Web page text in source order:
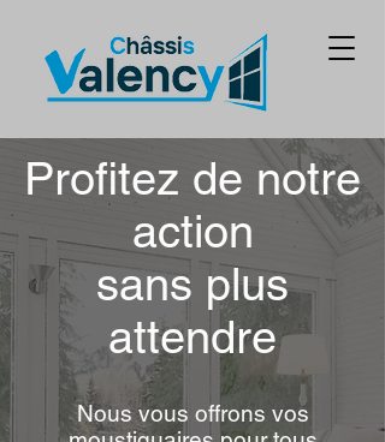
Profitez de notre
action
sans plus
attendre
Nous vous offrons vos